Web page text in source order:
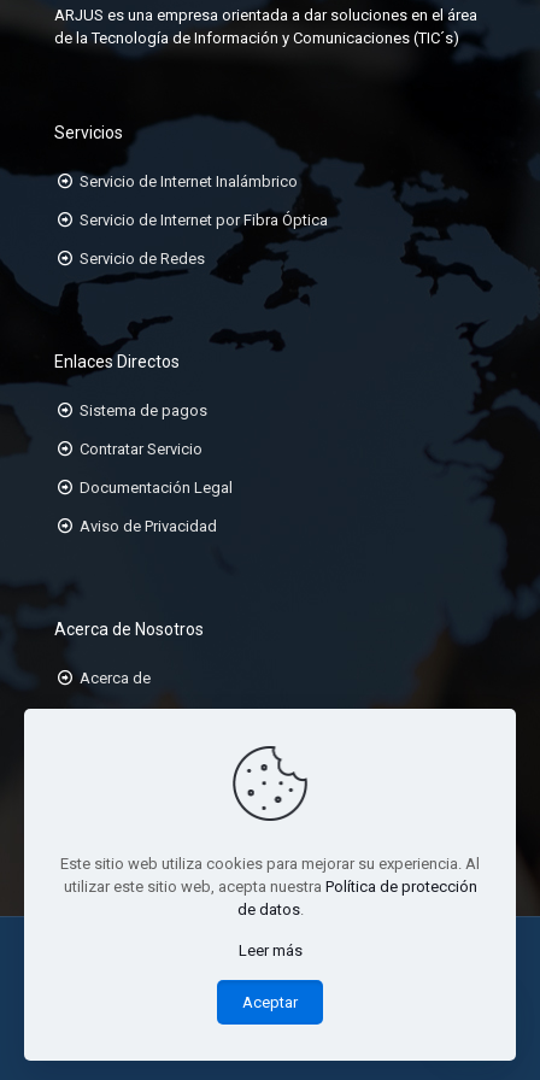
JACK-RJ45
ORGANIZADORES HORIZONTALES
ORGANIZADORES VERTICALES
PATCHCORD TP CAT6A, 6, 5E
PATCHPANEL DE 24 Ó 48 PUERTOS
RACK DE 19
ARJUS es una empresa orientada a dar soluciones en el área
de la Tecnología de Información y Comunicaciones (TIC´s)
Servicios
Servicio de Internet Inalámbrico
Servicio de Internet por Fibra Óptica
Servicio de Redes
Enlaces Directos
Sistema de pagos
Contratar Servicio
Documentación Legal
Aviso de Privacidad
Acerca de Nosotros
Acerca de
© 2024 Todos los Derechos Reservados. ArjusCorp.com |
Este sitio web utiliza cookies para mejorar su experiencia. Al
utilizar este sitio web, acepta nuestra Política de protección
de datos.
Leer más
Aceptar